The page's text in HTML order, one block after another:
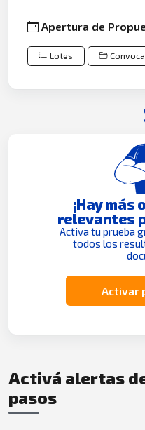
Apertura de
Lotes
¡Hay
relevantes
Activa tu prueba
todos los
Activar
Activá alertas
pasos